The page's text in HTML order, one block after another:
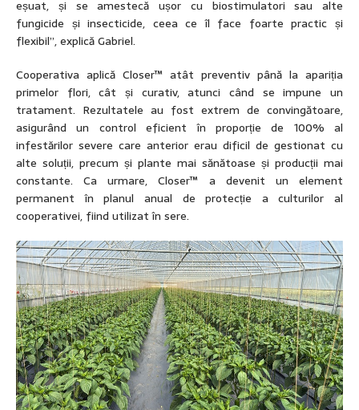
eșuat, și se amestecă ușor cu biostimulatori sau alte
fungicide și insecticide, ceea ce îl face foarte practic și
flexibil”, explică Gabriel.
Cooperativa aplică Closer™ atât preventiv până la apariția
primelor flori, cât și curativ, atunci când se impune un
tratament. Rezultatele au fost extrem de convingătoare,
asigurând un control eficient în proporție de 100% al
infestărilor severe care anterior erau dificil de gestionat cu
alte soluții, precum și plante mai sănătoase și producții mai
constante. Ca urmare, Closer™ a devenit un element
permanent în planul anual de protecție a culturilor al
cooperativei, fiind utilizat în sere.